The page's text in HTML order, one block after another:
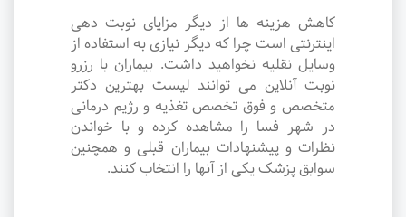
کاهش هزینه ها از دیگر مزایای نوبت دهی
اینترنتی است چرا که دیگر نیازی به استفاده از
وسایل نقلیه نخواهید داشت. بیماران با رزرو
نوبت آنلاین می توانند لیست بهترین دکتر
متخصص و فوق تخصص تغذیه و رژیم درمانی
در شهر فسا را مشاهده کرده و با خواندن
نظرات و پیشنهادات بیماران قبلی و همچنین
سوابق پزشک یکی از آنها را انتخاب کنند.